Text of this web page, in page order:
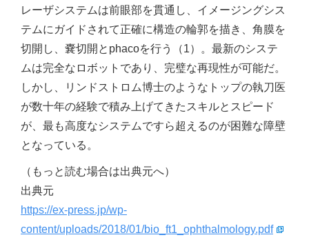
レーザシステムは前眼部を貫通し、イメージングシス
テムにガイドされて正確に構造の輪郭を描き、角膜を
切開し、嚢切開とphacoを行う（1）。最新のシステ
ムは完全なロボットであり、完璧な再現性が可能だ。
しかし、リンドストロム博士のようなトップの執刀医
が数十年の経験で積み上げてきたスキルとスピード
が、最も高度なシステムですら超えるのが困難な障壁
となっている。
（もっと読む場合は出典元へ）
出典元
https://ex-press.jp/wp-
content/uploads/2018/01/bio_ft1_ophthalmology.pdf